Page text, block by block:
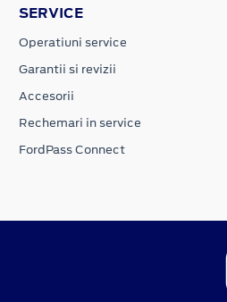
SERVICE
Operatiuni service
Garantii si revizii
Accesorii
Rechemari in service
FordPass Connect